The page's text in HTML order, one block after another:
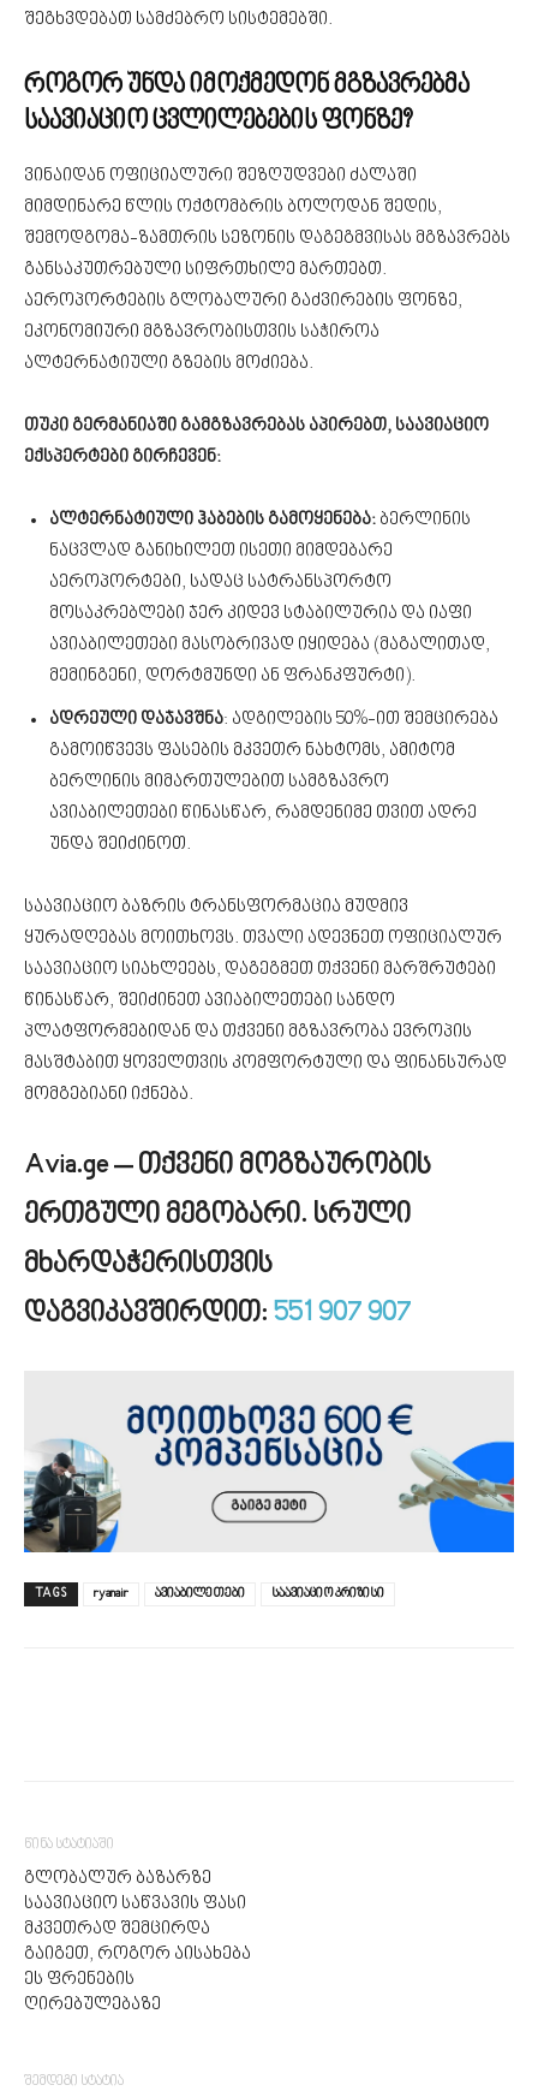
შეგხვდებათ სამძებრო სისტემებში.
როგორ უნდა იმოქმედონ მგზავრებმა
საავიაციო ცვლილებების ფონზე?
ვინაიდან ოფიციალური შეზღუდვები ძალაში
მიმდინარე წლის ოქტომბრის ბოლოდან შედის,
შემოდგომა-ზამთრის სეზონის დაგეგმვისას მგზავრებს
განსაკუთრებული სიფრთხილე მართებთ.
აეროპორტების გლობალური გაძვირების ფონზე,
ეკონომიური მგზავრობისთვის საჭიროა
ალტერნატიული გზების მოძიება.
თუკი გერმანიაში გამგზავრებას აპირებთ, საავიაციო
ექსპერტები გირჩევენ:
ალტერნატიული ჰაბების გამოყენება: ბერლინის
ნაცვლად განიხილეთ ისეთი მიმდებარე
აეროპორტები, სადაც სატრანსპორტო
მოსაკრებლები ჯერ კიდევ სტაბილურია და იაფი
ავიაბილეთები მასობრივად იყიდება (მაგალითად,
მემინგენი, დორტმუნდი ან ფრანკფურტი).
ადრეული დაჯავშნა: ადგილების 50%-ით შემცირება
გამოიწვევს ფასების მკვეთრ ნახტომს, ამიტომ
ბერლინის მიმართულებით სამგზავრო
ავიაბილეთები წინასწარ, რამდენიმე თვით ადრე
უნდა შეიძინოთ.
საავიაციო ბაზრის ტრანსფორმაცია მუდმივ
ყურადღებას მოითხოვს. თვალი ადევნეთ ოფიციალურ
საავიაციო სიახლეებს, დაგეგმეთ თქვენი მარშრუტები
წინასწარ, შეიძინეთ ავიაბილეთები სანდო
პლატფორმებიდან და თქვენი მგზავრობა ევროპის
მასშტაბით ყოველთვის კომფორტული და ფინანსურად
მომგებიანი იქნება.
Avia.ge – თქვენი მოგზაურობის
ერთგული მეგობარი. სრული
მხარდაჭერისთვის
დაგვიკავშირდით: 551 907 907
TAGS ryanair ავიაბილეთები საავიაციო კრიზისი
წინა სტატიაში
გლობალურ ბაზარზე
საავიაციო საწვავის ფასი
მკვეთრად შემცირდა
გაიგეთ, როგორ აისახება
ეს ფრენების
ღირებულებაზე
შემდეგი სტატია